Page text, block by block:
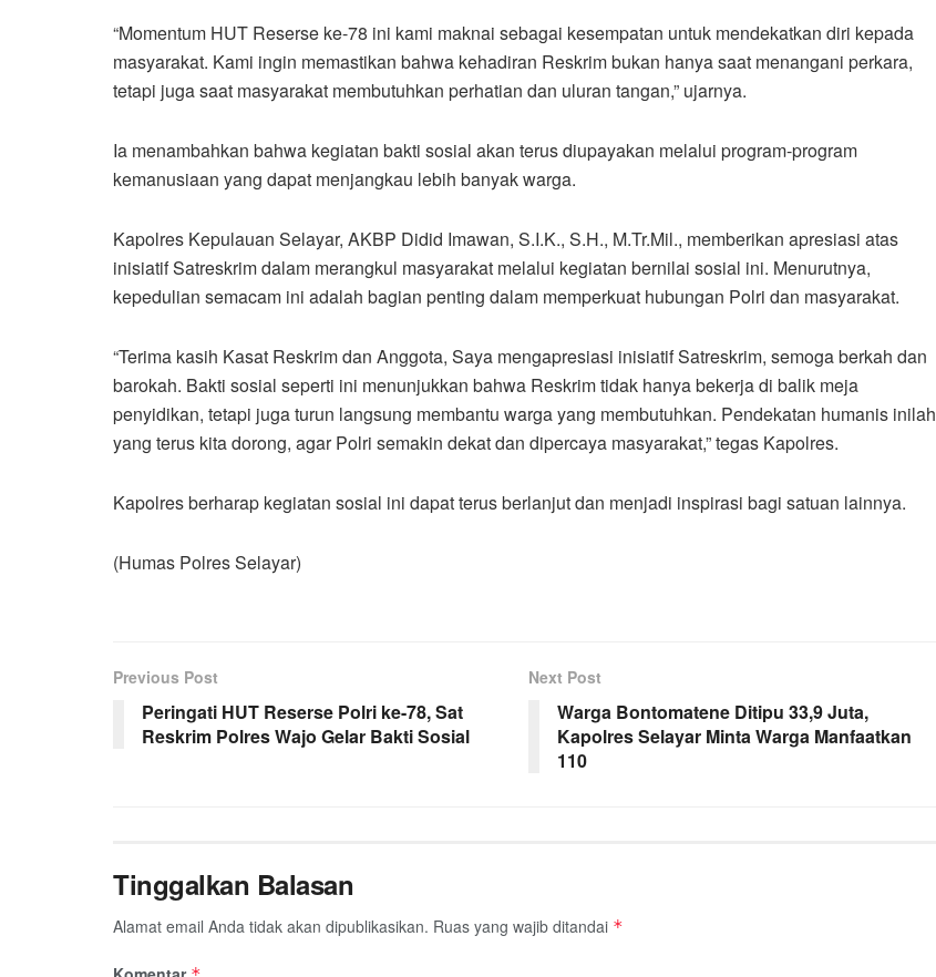
“Momentum HUT Reserse ke-78 ini kami maknai sebagai kesempatan untuk mendekatkan diri kepada
masyarakat. Kami ingin memastikan bahwa kehadiran Reskrim bukan hanya saat menangani perkara,
tetapi juga saat masyarakat membutuhkan perhatian dan uluran tangan,” ujarnya.
Ia menambahkan bahwa kegiatan bakti sosial akan terus diupayakan melalui program-program
kemanusiaan yang dapat menjangkau lebih banyak warga.
Kapolres Kepulauan Selayar, AKBP Didid Imawan, S.I.K., S.H., M.Tr.Mil., memberikan apresiasi atas
inisiatif Satreskrim dalam merangkul masyarakat melalui kegiatan bernilai sosial ini. Menurutnya,
kepedulian semacam ini adalah bagian penting dalam memperkuat hubungan Polri dan masyarakat.
“Terima kasih Kasat Reskrim dan Anggota, Saya mengapresiasi inisiatif Satreskrim, semoga berkah dan
barokah. Bakti sosial seperti ini menunjukkan bahwa Reskrim tidak hanya bekerja di balik meja
penyidikan, tetapi juga turun langsung membantu warga yang membutuhkan. Pendekatan humanis inilah
yang terus kita dorong, agar Polri semakin dekat dan dipercaya masyarakat,” tegas Kapolres.
Kapolres berharap kegiatan sosial ini dapat terus berlanjut dan menjadi inspirasi bagi satuan lainnya.
(Humas Polres Selayar)
Previous Post
Peringati HUT Reserse Polri ke-78, Sat
Reskrim Polres Wajo Gelar Bakti Sosial
Next Post
Warga Bontomatene Ditipu 33,9 Juta,
Kapolres Selayar Minta Warga Manfaatkan
110
Tinggalkan Balasan
Alamat email Anda tidak akan dipublikasikan. Ruas yang wajib ditandai *